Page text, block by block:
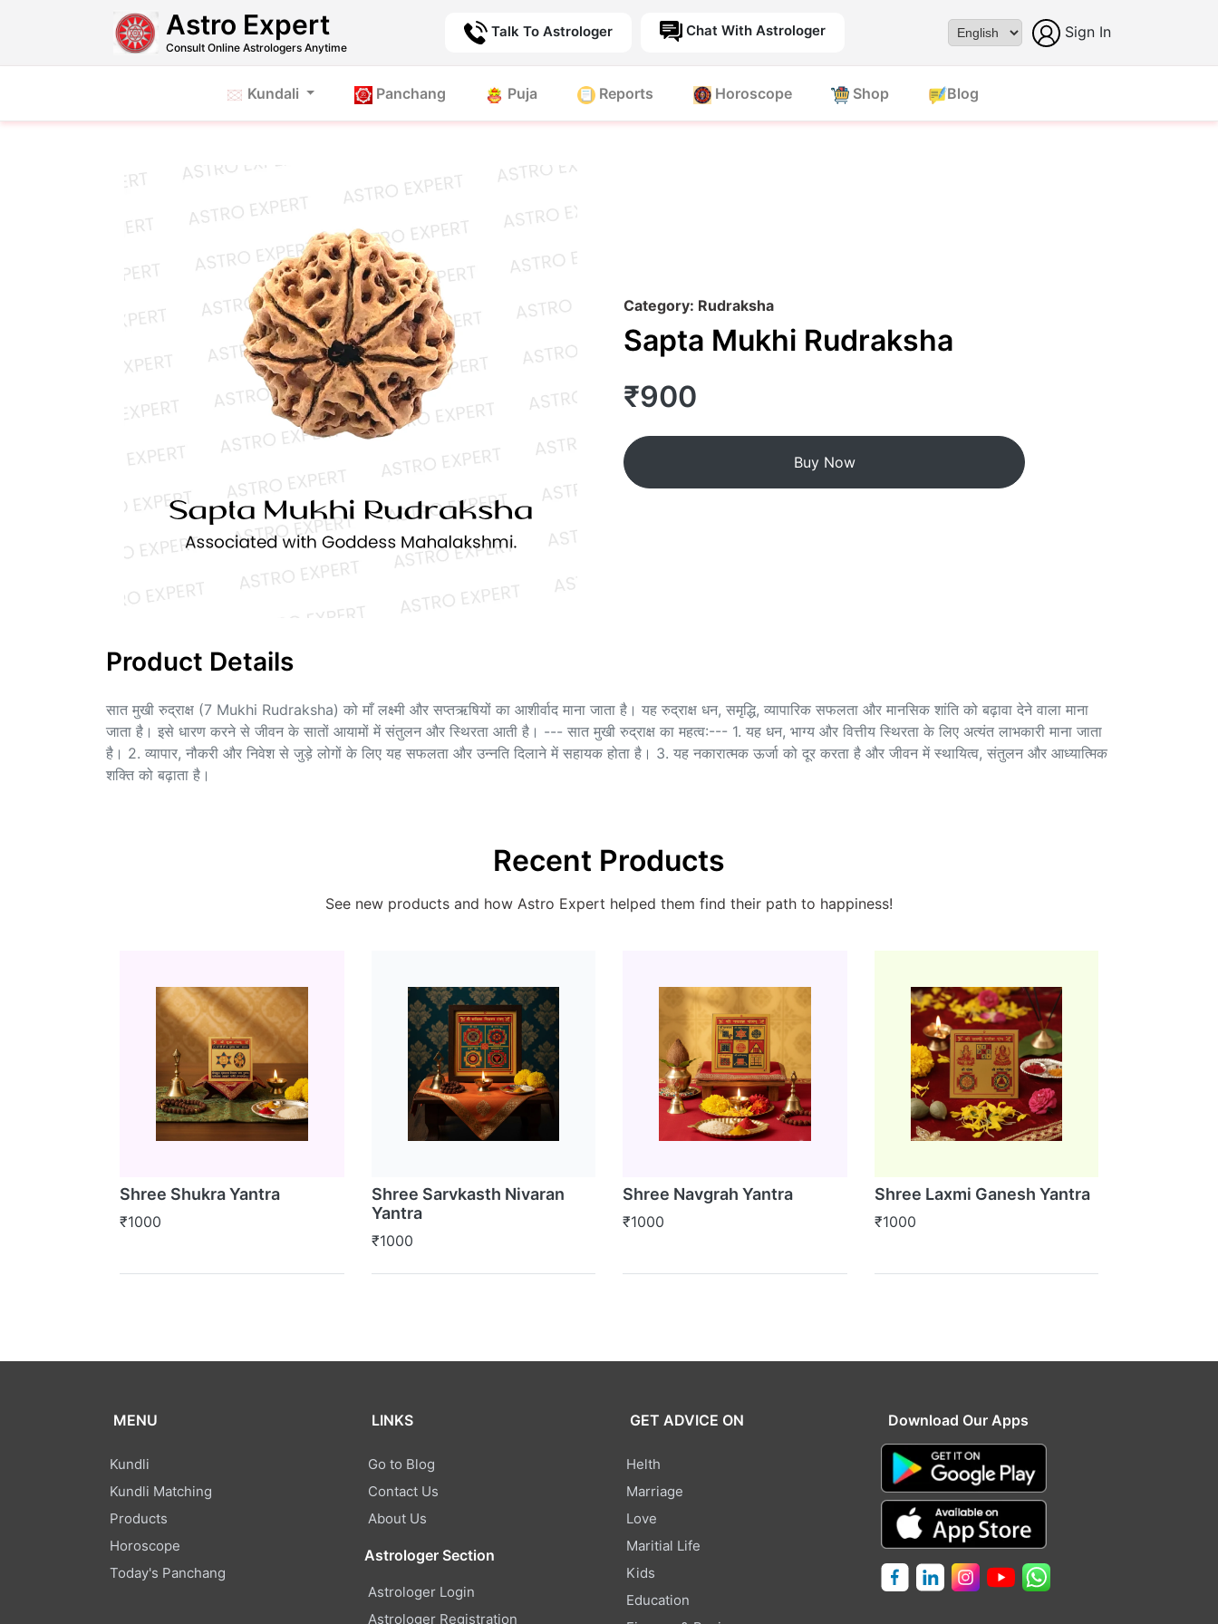
Astro Expert
Consult Online Astrologers Anytime
Talk To Astrologer Chat With Astrologer Sign In
Kundali Panchang Puja Reports Horoscope Shop Blog
Category: Rudraksha
Sapta Mukhi Rudraksha
₹900
Buy Now
Product Details
सात मुखी रुद्राक्ष (7 Mukhi Rudraksha) को माँ लक्ष्मी और सप्तऋषियों का आशीर्वाद माना जाता है। यह रुद्राक्ष धन, समृद्धि, व्यापारिक सफलता और मानसिक शांति को बढ़ावा देने वाला माना
जाता है। इसे धारण करने से जीवन के सातों आयामों में संतुलन और स्थिरता आती है। --- सात मुखी रुद्राक्ष का महत्व:--- 1. यह धन, भाग्य और वित्तीय स्थिरता के लिए अत्यंत लाभकारी माना जाता
है। 2. व्यापार, नौकरी और निवेश से जुड़े लोगों के लिए यह सफलता और उन्नति दिलाने में सहायक होता है। 3. यह नकारात्मक ऊर्जा को दूर करता है और जीवन में स्थायित्व, संतुलन और आध्यात्मिक
शक्ति को बढ़ाता है।
Recent Products
See new products and how Astro Expert helped them find their path to happiness!
Shree Shukra Yantra
₹1000
Shree Sarvkasth Nivaran
Yantra
₹1000
Shree Navgrah Yantra
₹1000
Shree Laxmi Ganesh Yantra
₹1000
MENU
Kundli
Kundli Matching
Products
Horoscope
Today's Panchang
LINKS
Go to Blog
Contact Us
About Us
Astrologer Section
Astrologer Login
Astrologer Registration
GET ADVICE ON
Helth
Marriage
Love
Maritial Life
Kids
Education
Download Our Apps